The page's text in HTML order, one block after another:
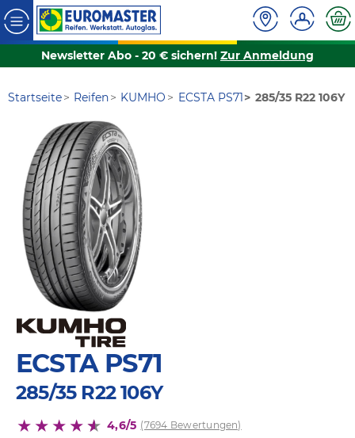
Newsletter Abo - 20 € sichern! Zur Anmeldung
Startseite Reifen KUMHO ECSTA PS71 285/35 R22 106Y
ECSTA PS71
285/35 R22 106Y
4,6/5 (7694 Bewertungen)